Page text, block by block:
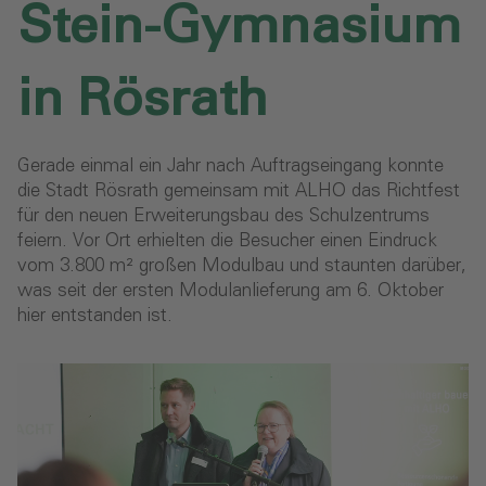
Stein-Gymnasium
in Rösrath
Gerade einmal ein Jahr nach Auftragseingang konnte
die Stadt Rösrath gemeinsam mit ALHO das Richtfest
für den neuen Erweiterungsbau des Schulzentrums
feiern. Vor Ort erhielten die Besucher einen Eindruck
vom 3.800 m² großen Modulbau und staunten darüber,
was seit der ersten Modulanlieferung am 6. Oktober
hier entstanden ist.